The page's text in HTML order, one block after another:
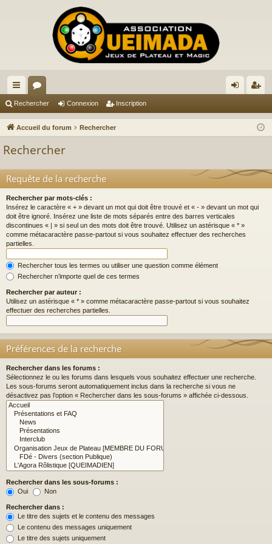
ac
co
s
or
u ne cri
Rechercher Connexion Inscription
Accueil du forum Rechercher
Rechercher
Requête de la recherche
Rechercher par mots-clés :
Insérez le caractère « + » devant un mot qui doit être trouvé et « - » devant un mot qui
doit être ignoré. Insérez une liste de mots séparés entre des barres verticales
discontinues « | » si seul un des mots doit être trouvé. Utilisez un astérisque « * »
comme métacaractère passe-partout si vous souhaitez effectuer des recherches
partielles.
Rechercher tous les termes ou utiliser une question comme élément
Rechercher n’importe quel de ces termes
Rechercher par auteur :
Utilisez un astérisque « * » comme métacaractère passe-partout si vous souhaitez
effectuer des recherches partielles.
Préférences de la recherche
Rechercher dans les forums :
Sélectionnez le ou les forums dans lesquels vous souhaitez effectuer une recherche.
Les sous-forums seront automatiquement inclus dans la recherche si vous ne
désactivez pas l’option « Rechercher dans les sous-forums » affichée ci-dessous.
Rechercher dans les sous-forums :
Oui
Non
Rechercher dans :
Le titre des sujets et le contenu des messages
Le contenu des messages uniquement
Le titre des sujets uniquement